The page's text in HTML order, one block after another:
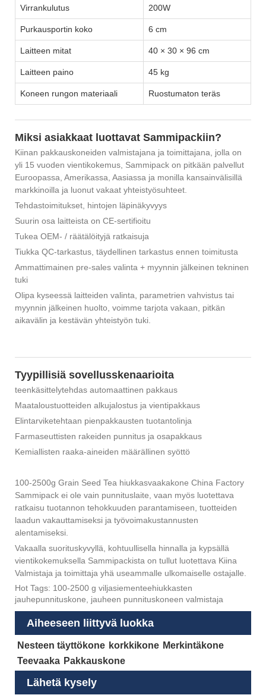
Virrankulutus 200W
Purkausportin koko 6 cm
Laitteen mitat 40 × 30 × 96 cm
Laitteen paino 45 kg
Koneen rungon materiaali Ruostumaton teräs
Miksi asiakkaat luottavat Sammipackiin?
Kiinan pakkauskoneiden valmistajana ja toimittajana, jolla on
yli 15 vuoden vientikokemus, Sammipack on pitkään palvellut
Euroopassa, Amerikassa, Aasiassa ja monilla kansainvälisillä
markkinoilla ja luonut vakaat yhteistyösuhteet.
Tehdastoimitukset, hintojen läpinäkyvyys
Suurin osa laitteista on CE-sertifioitu
Tukea OEM- / räätälöityjä ratkaisuja
Tiukka QC-tarkastus, täydellinen tarkastus ennen toimitusta
Ammattimainen pre-sales valinta + myynnin jälkeinen tekninen
tuki
Olipa kyseessä laitteiden valinta, parametrien vahvistus tai
myynnin jälkeinen huolto, voimme tarjota vakaan, pitkän
aikavälin ja kestävän yhteistyön tuki.
Tyypillisiä sovellusskenaarioita
teenkäsittelytehdas automaattinen pakkaus
Maataloustuotteiden alkujalostus ja vientipakkaus
Elintarviketehtaan pienpakkausten tuotantolinja
Farmaseuttisten rakeiden punnitus ja osapakkaus
Kemiallisten raaka-aineiden määrällinen syöttö
100-2500g Grain Seed Tea hiukkasvaakakone China Factory
Sammipack ei ole vain punnituslaite, vaan myös luotettava
ratkaisu tuotannon tehokkuuden parantamiseen, tuotteiden
laadun vakauttamiseksi ja työvoimakustannusten
alentamiseksi.
Vakaalla suorituskyvyllä, kohtuullisella hinnalla ja kypsällä
vientikokemuksella Sammipackista on tullut luotettava Kiina
Valmistaja ja toimittaja yhä useammalle ulkomaiselle ostajalle.
Hot Tags: 100-2500 g viljasiementeehiukkasten
jauhepunnituskone, jauheen punnituskoneen valmistaja
Aiheeseen liittyvä luokka
Nesteen täyttökone korkkikone Merkintäkone
Teevaaka Pakkauskone
Lähetä kysely